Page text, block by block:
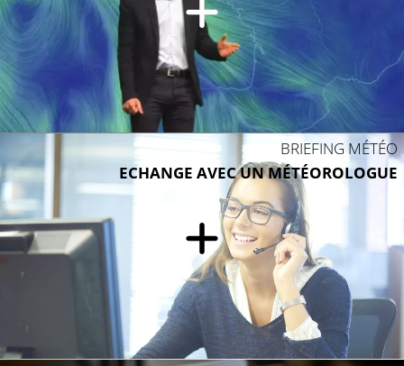
BRIEFING MÉTÉO
ECHANGE AVEC UN MÉTÉOROLOGUE